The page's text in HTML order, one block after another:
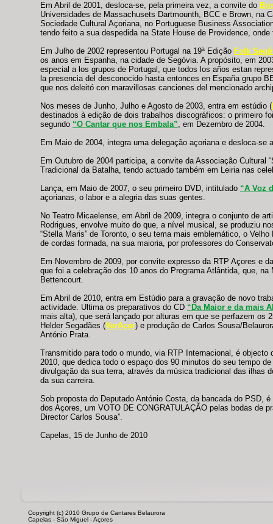
Em Abril de 2001, desloca-se, pela primeira vez, a convite do
Universidades de Massachusets Dartmounth, BCC e Brown, na
Sociedade Cultural Açoriana, no Portuguese Business
tendo feito a sua despedida na State House de Providence,
Em Julho de 2002 representou Portugal na 19ª Edição Folk
os anos em Espanha, na cidade de Segóvia. A propósito, em
especial a los grupos de Portugal, que todos los años estan
la presencia del desconocido hasta entonces en España grupo
que nos deleitó con maravillosas canciones del mencionado
Nos meses de Junho, Julho e Agosto de 2003, entra em estúdio (
destinados à edição de dois trabalhos discográficos: o primeiro
segundo “O Cantar que nos Embala”, em Dezembro de 2004.
Em Maio de 2004, integra uma delegação açoriana e desloca-
Em Outubro de 2004 participa, a convite da Associação Cultural
Tradicional da Batalha, tendo actuado também em Leiria nas
Lança, em Maio de 2007, o seu primeiro DVD, intitulado “A Voz
açorianas, o labor e a alegria das suas gentes.
No Teatro Micaelense, em Abril de 2009, integra o conjunto de
Rodrigues, envolve muito do que, a nível musical, se produziu
“Stella Maris” de Toronto, o seu tema mais emblemático, o
de cordas formada, na sua maioria, por professores do
Em Novembro de 2009, por convite expresso da RTP Açores e
que foi a celebração dos 10 anos do Programa Atlântida, que,
Bettencourt.
Em Abril de 2010, entra em Estúdio para a gravação de novo
actividade. Ultima os preparativos do CD “Da Maior e da mais
mais alta), que será lançado por alturas em que se perfazem os
Helder Segadães (VerAçor) e produção de Carlos Sousa/
António Prata.
Transmitido para todo o mundo, via RTP Internacional, é
2010, que dedica todo o espaço dos 90 minutos do seu tempo
divulgação da sua terra, através da música tradicional das ilhas
da sua carreira.
Sob proposta do Deputado António Costa, da bancada do PSD,
dos Açores, um VOTO DE CONGRATULAÇÃO pelas bodas de
Director Carlos Sousa”.
Capelas, 15 de Junho de 2010
Copyright (c) 2010 Grupo de Cantares Belaurora
Capelas - São Miguel - Açores